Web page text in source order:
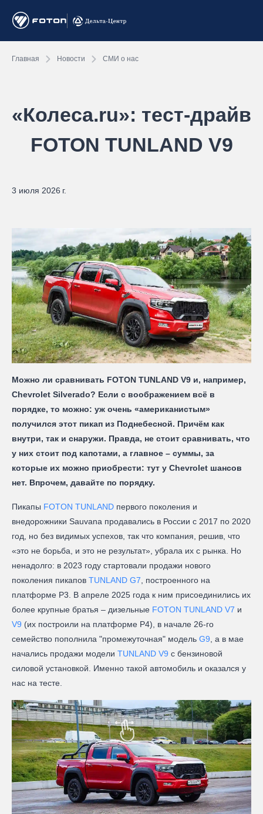
Главная Новости СМИ о нас
«Колеса.ru»: тест-драйв
FOTON TUNLAND V9
3 июля 2026 г.
Можно ли сравнивать FOTON TUNLAND V9 и, например,
Chevrolet Silverado? Если с воображением всё в
порядке, то можно: уж очень «американистым»
получился этот пикап из Поднебесной. Причём как
внутри, так и снаружи. Правда, не стоит сравнивать, что
у них стоит под капотами, а главное – суммы, за
которые их можно приобрести: тут у Chevrolet шансов
нет. Впрочем, давайте по порядку.
Пикапы FOTON TUNLAND первого поколения и
внедорожники Sauvana продавались в России с 2017 по 2020
год, но без видимых успехов, так что компания, решив, что
«это не борьба, и это не результат», убрала их с рынка. Но
ненадолго: в 2023 году стартовали продажи нового
поколения пикапов TUNLAND G7 , построенного на
платформе P3. В апреле 2025 года к ним присоединились их
более крупные братья – дизельные FOTON TUNLAND V7 и
V9 (их построили на платформе P4), в начале 26-го
семейство пополнила "промежуточная" модель G9 , а в мае
начались продажи модели TUNLAND V9 c бензиновой
силовой установкой. Именно такой автомобиль и оказался у
нас на тесте.